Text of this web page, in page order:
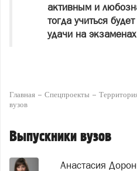
активным и
тогда учиться
удачи на
Главная Спецпроекты
вузов
Выпускники вузов
Анастасия